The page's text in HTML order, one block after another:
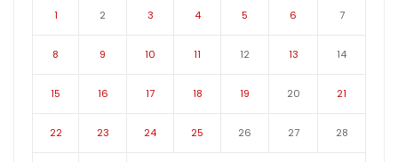
1 2 3 4 5 6 7
8 9 10 11 12 13 14
15 16 17 18 19 20 21
22 23 24 25 26 27 28